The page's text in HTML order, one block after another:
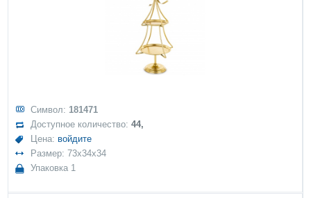
Символ: 181471
Доступное количество:44,
Цена: войдите
Размер: 73x34x34
Упаковка 1